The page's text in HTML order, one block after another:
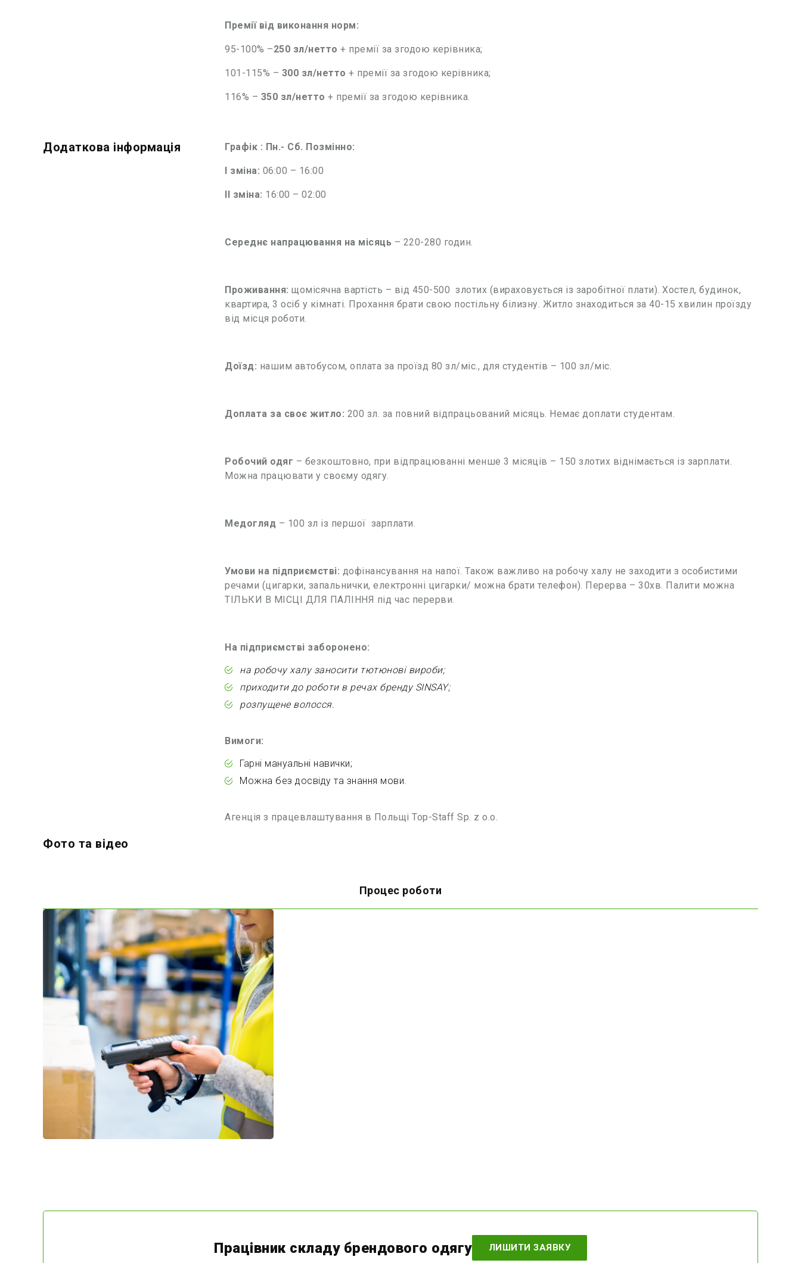
Премії від виконання норм:
95-100% –250 зл/нетто + премії за згодою керівника;
101-115% – 300 зл/нетто + премії за згодою керівника;
116% – 350 зл/нетто + премії за згодою керівника.
Додаткова інформація Графік : Пн.- Сб. Позмінно:
I зміна: 06:00 – 16:00
ІІ зміна: 16:00 – 02:00
Середнє напрацювання на місяць – 220-280 годин.
Проживання: щомісячна вартість – від 450-500 злотих (вираховується із заробітної плати). Хостел, будинок,
квартира, 3 осіб у кімнаті. Прохання брати свою постільну білизну. Житло знаходиться за 40-15 хвилин проїзду
від місця роботи.
Доїзд: нашим автобусом, оплата за проїзд 80 зл/міс., для студентів – 100 зл/міс.
Доплата за своє житло: 200 зл. за повний відпрацьований місяць. Немає доплати студентам.
Робочий одяг – безкоштовно, при відпрацюванні менше 3 місяців – 150 злотих віднімається із зарплати.
Можна працювати у своєму одягу.
Медогляд – 100 зл із першої зарплати.
Умови на підприємстві: дофінансування на напої. Також важливо на робочу халу не заходити з особистими
речами (цигарки, запальнички, електронні цигарки/ можна брати телефон). Перерва – 30хв. Палити можна
ТІЛЬКИ В МІСЦІ ДЛЯ ПАЛІННЯ під час перерви.
На підприємстві заборонено:
на робочу халузаносити тютюнові вироби;
приходити до роботи в речах бренду SINSAY;
розпущене волосся.
Вимоги:
Гарні мануальні навички;
Можна без досвіду та знання мови.
Агенція з працевлаштування в Польщі Top-Staff Sp. z o.o.
Фото та відео
Процес роботи
Працівник складу брендового одягу ЛИШИТИ ЗАЯВКУ